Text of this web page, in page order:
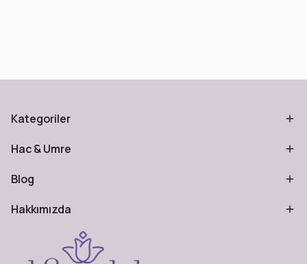
Kategoriler
Hac & Umre
Blog
Hakkımızda